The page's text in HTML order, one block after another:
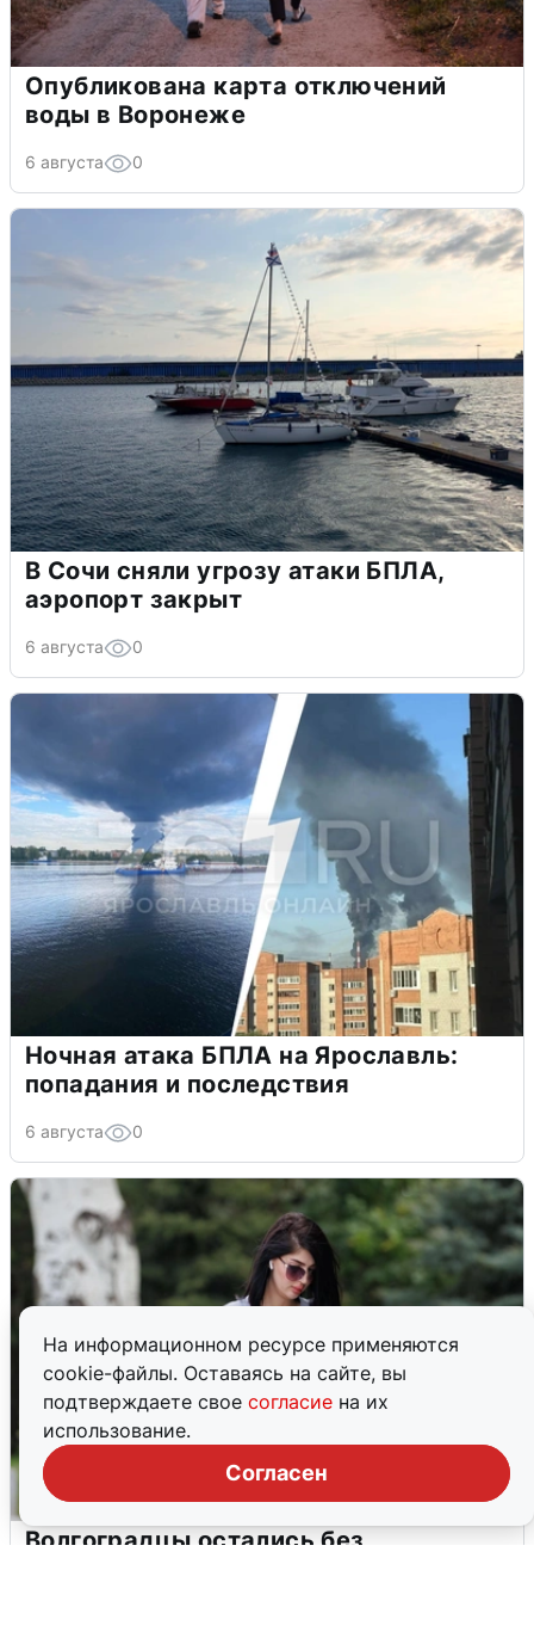
На информационном ресурсе применяются
cookie-файлы. Оставаясь на сайте, вы
подтверждаете свое согласие на их
использование.
Согласен
Опубликована карта отключений
воды в Воронеже
6 августа 0
В Сочи сняли угрозу атаки БПЛА,
аэропорт закрыт
6 августа 0
Ночная атака БПЛА на Ярославль:
попадания и последствия
6 августа 0
Волгоградцы остались без